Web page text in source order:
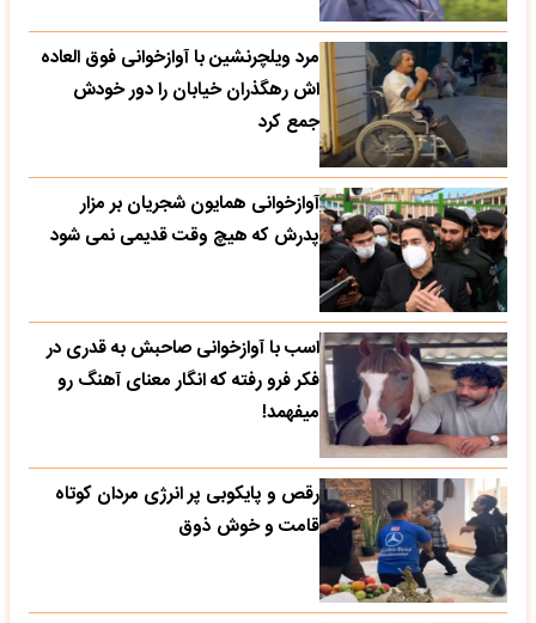
مرد ویلچرنشین با آوازخوانی فوق العاده
اش رهگذران خیابان را دور خودش
جمع کرد
آوازخوانی همایون شجریان بر مزار
پدرش که هیچ وقت قدیمی نمی شود
اسب با آوازخوانی صاحبش به قدری در
فکر فرو رفته که انگار معنای آهنگ رو
میفهمد!
رقص و پایکوبی پر انرژی مردان کوتاه
قامت و خوش ذوق